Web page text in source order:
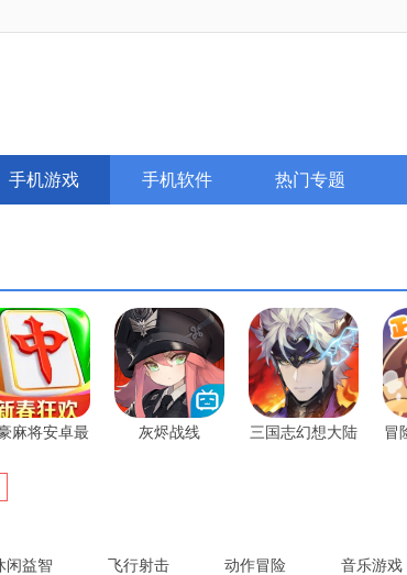
手机游戏 手机软件 热门专题
麻将安卓最
灰烬战线
三国志幻想大陆
冒
闲益智 飞行射击 动作冒险 音乐游戏